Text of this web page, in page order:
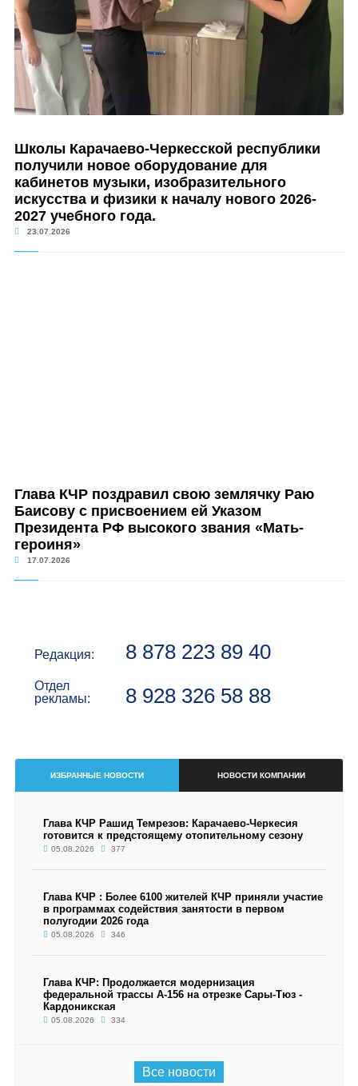
Школы Карачаево-Черкесской республики
получили новое оборудование для
кабинетов музыки, изобразительного
искусства и физики к началу нового 2026-
2027 учебного года.
23.07.2026
Глава КЧР поздравил свою землячку Раю
Баисову с присвоением ей Указом
Президента РФ высокого звания «Мать-
героиня»
17.07.2026
Редакция: 8 878 223 89 40
Отдел
рекламы:
8 928 326 58 88
ИЗБРАННЫЕ НОВОСТИ НОВОСТИ КОМПАНИИ
Глава КЧР Рашид Темрезов: Карачаево-Черкесия
готовится к предстоящему отопительному сезону
05.08.2026 377
Глава КЧР : Более 6100 жителей КЧР приняли участие
в программах содействия занятости в первом
полугодии 2026 года
05.08.2026 346
Глава КЧР: Продолжается модернизация
федеральной трассы А-156 на отрезке Сары-Тюз -
Кардоникская
05.08.2026 334
Все новости